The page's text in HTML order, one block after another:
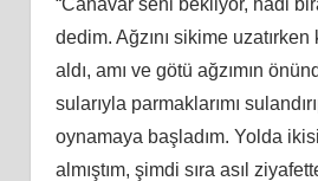
dedim. Ağzını sikime
aldı, amı ve götü ağzımın
sularıyla parmaklarımı
oynamaya başladım. Yolda
almıştım, şimdi sıra asıl